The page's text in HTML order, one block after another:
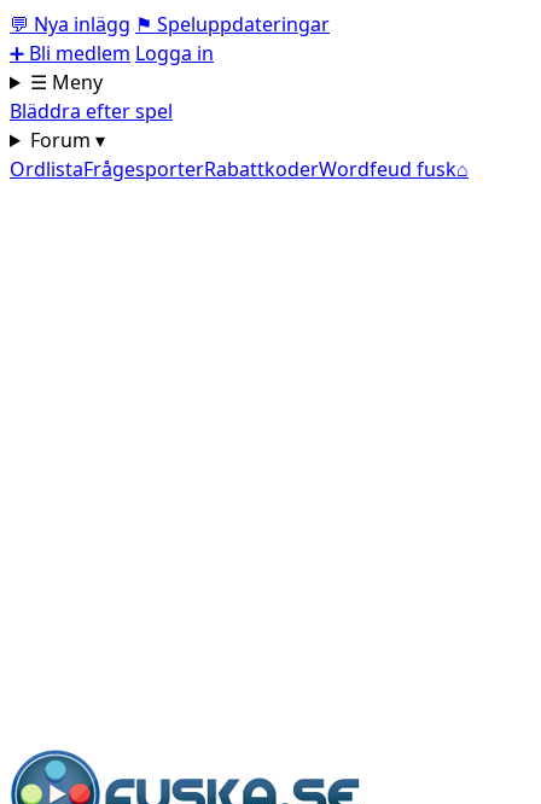
💬 Nya inlägg ⚑ Speluppdateringar
➕ Bli medlem Logga in
☰ Meny
Bläddra efter spel
Forum ▾
OrdlistaFrågesporterRabattkoderWordfeud fusk⌂